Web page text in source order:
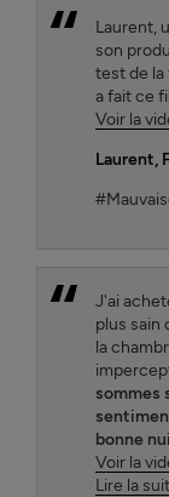
Laurent,
son
test de la
a fait ce
Voir la
Laurent,
J'ai
plus sain
la
sommes
bonne
Voir la
Lire la